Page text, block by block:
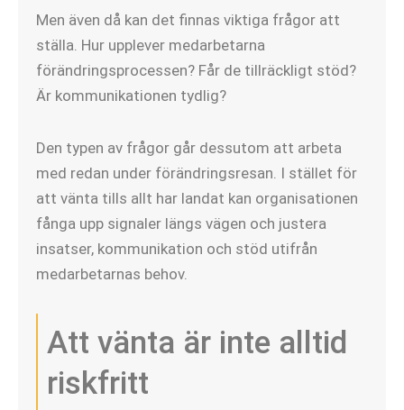
Men även då kan det finnas viktiga frågor att
ställa. Hur upplever medarbetarna
förändringsprocessen? Får de tillräckligt stöd?
Är kommunikationen tydlig?
Den typen av frågor går dessutom att arbeta
med redan under förändringsresan. I stället för
att vänta tills allt har landat kan organisationen
fånga upp signaler längs vägen och justera
insatser, kommunikation och stöd utifrån
medarbetarnas behov.
Att vänta är inte alltid
riskfritt